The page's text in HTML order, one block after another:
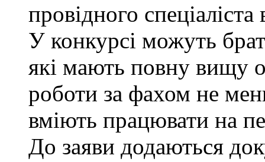
провідного
У конкурсі можуть
які мають повну вищу
роботи за фахом не
вміють працювати на
До заяви додаються